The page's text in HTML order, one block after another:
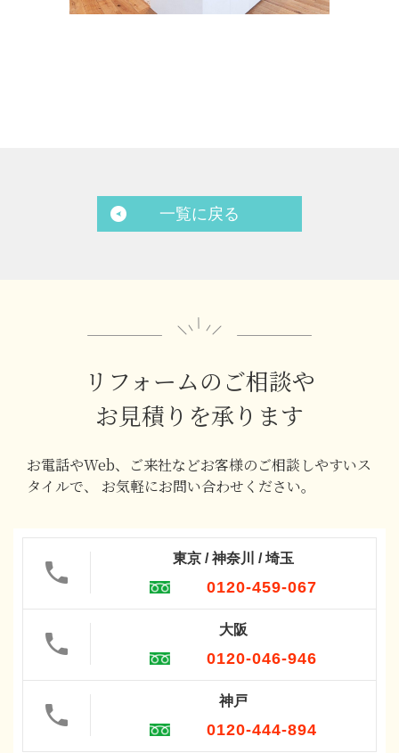
一覧に戻る
リフォームのご相談や
お見積りを承ります
お電話やWeb、ご来社などお客様のご相談しやすいス
タイルで、
お気軽にお問い合わせください。
東京 / 神奈川 / 埼玉
0120-459-067
大阪
0120-046-946
神戸
0120-444-894